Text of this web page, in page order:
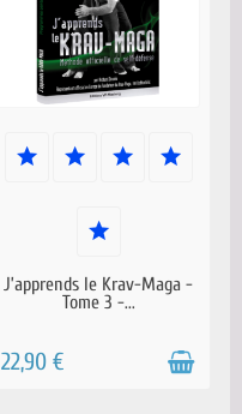
J’apprends le Krav-Maga -
Tome 3 -...
22,90 €